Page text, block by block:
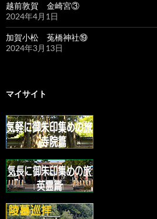
越前敦賀 金崎宮③
2024年4月1日
加賀小松 菟橋神社⑲
2024年3月13日
マイサイト